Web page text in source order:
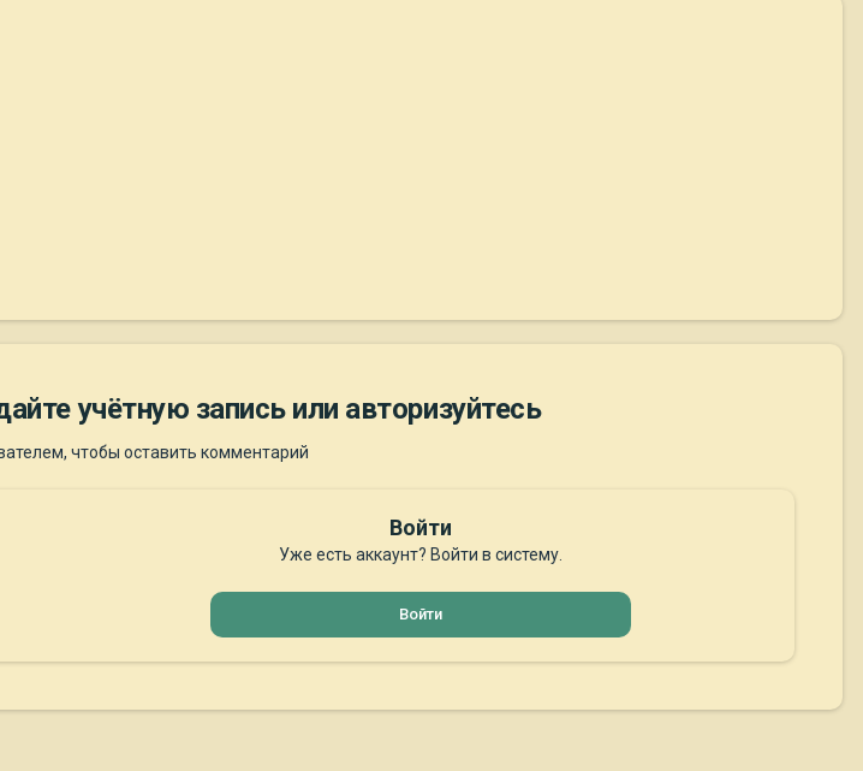
учётную запись или авторизуйтесь
чтобы оставить комментарий
Войти
Уже есть аккаунт? Войти в систему.
Войти